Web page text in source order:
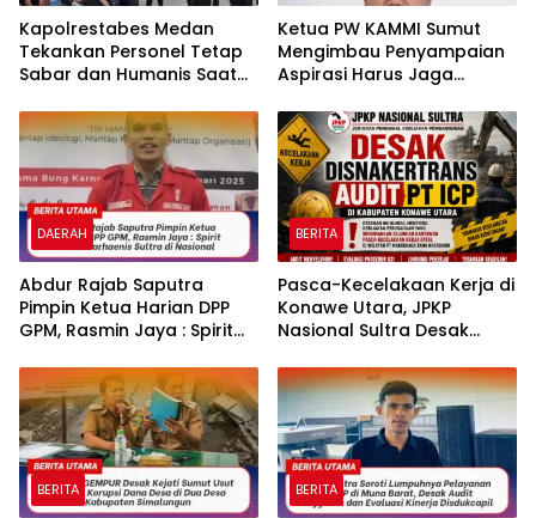
Kapolrestabes Medan
Tekankan Personel Tetap
Sabar dan Humanis Saat
Ketua PW KAMMI Sumut
Mengimbau Penyampaian
Aspirasi Harus Jaga
DAERAH
‎‎Abdur Rajab Saputra
Pimpin Ketua Harian DPP
GPM, Rasmin Jaya : Spirit
Nasional
BERITA
Pasca-Kecelakaan Kerja di
Konawe Utara, JPKP
Nasional Sultra Desak
BERITA BERITA